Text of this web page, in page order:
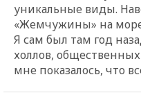
уникальные виды.
«Жемчужины» на
Я сам был там год
холлов,
мне показалось, что